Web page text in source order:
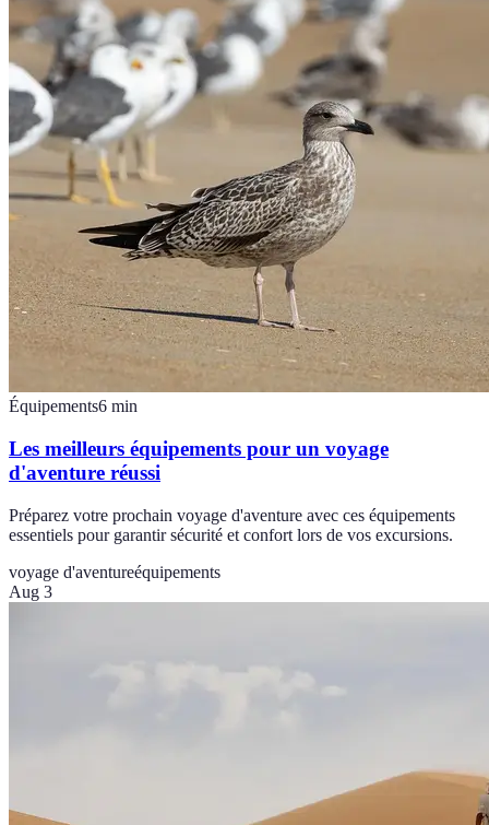
Équipements6 min
Les meilleurs équipements pour un voyage
d'aventure réussi
Préparez votre prochain voyage d'aventure avec ces équipements
essentiels pour garantir sécurité et confort lors de vos excursions.
voyage d'aventureéquipements
Aug 3